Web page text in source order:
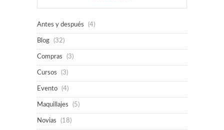
Antes y después (4)
Blog (32)
Compras (3)
Cursos (3)
Evento (4)
Maquillajes (5)
Novias (18)